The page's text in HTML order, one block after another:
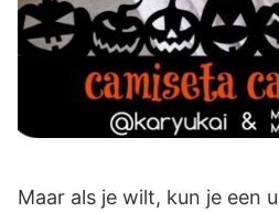
Maar als je wilt, kun je een